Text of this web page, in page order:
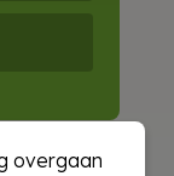
overgaan